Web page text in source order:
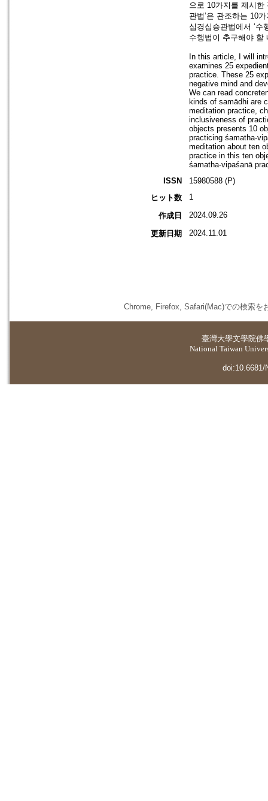
으로 10가지를 제시한
관법’은 관조하는 10
십경십승관법에서 ‘
수행법이 추구해야 할
In this article, I will
examines 25
practice. These 25
negative mind and
We can read
kinds of samādhi are
meditation practice,
inclusiveness of
objects presents 10
practicing śamatha-
meditation about ten
practice in this ten
śamatha-vipaśanā
ISSN
15980588 (P)
ヒット数
1
作成日 2024.09.26
更新日期 2024.11.01
Chrome, Firefox, Safari(Mac)での検索を
臺灣大學文學院佛
National Taiwan
doi:10.6681/